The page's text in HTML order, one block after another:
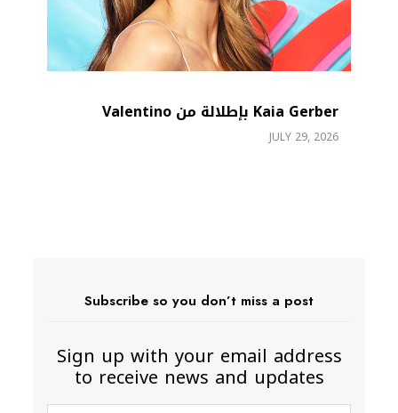
Kaia Gerber بإطلالة من Valentino
JULY 29, 2026
Subscribe so you don’t miss a post
Sign up with your email address
to receive news and updates